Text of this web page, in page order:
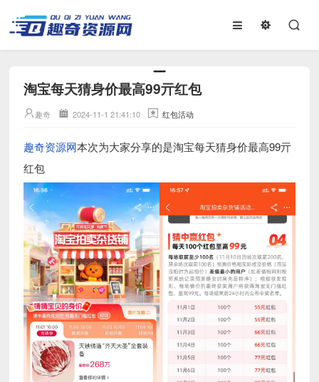
淘宝每天猜身价最高99亓红包
趣奇 2024-11-1 21:41:10 红包活动
趣奇资源网本次为大家分享的是淘宝每天猜身价最高99亓
红包